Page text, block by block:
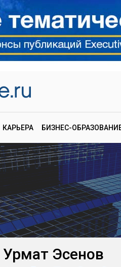
КАРЬЕРА БИЗНЕС-
Урмат Эсенов